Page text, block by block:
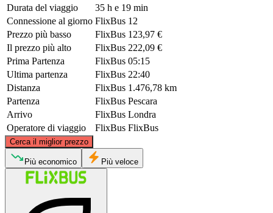
Durata del viaggio
35 h e 19 min
Connessione al giorno FlixBus 12
Prezzo più basso
FlixBus 123,97 €
Il prezzo più alto
FlixBus 222,09 €
Prima Partenza
FlixBus 05:15
Ultima partenza
FlixBus 22:40
Distanza
FlixBus 1.476,78 km
Partenza
FlixBus Pescara
Arrivo
FlixBus Londra
Operatore di viaggio
FlixBus FlixBus
Cerca il miglior prezzo
London
©CARTO
Più economico Più veloce